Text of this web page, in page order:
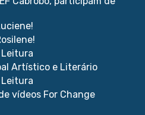
Artístico e Literário
vídeos For Change